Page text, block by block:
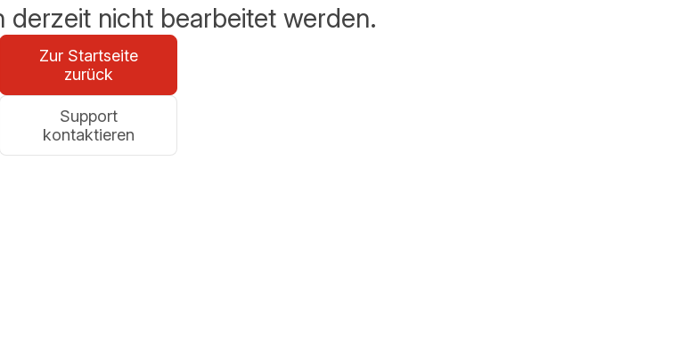
derzeit nicht bearbeitet werden.
Zur Startseite
zurück
Support
kontaktieren